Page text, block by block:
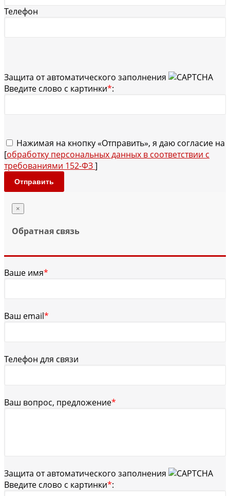
Телефон
Защита от автоматического заполнения
Введите слово с картинки*:
Нажимая на кнопку «Отправить», я даю согласие на
[обработку персональных данных в соответствии с
требованиями 152-ФЗ]
Отправить
×
Обратная связь
Ваше имя*
Ваш email*
Телефон для связи
Ваш вопрос, предложение*
Защита от автоматического заполнения
Введите слово с картинки*: